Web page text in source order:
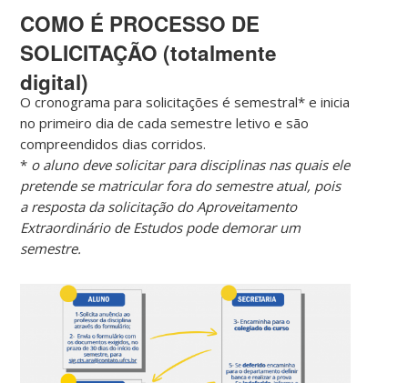
COMO É PROCESSO DE
SOLICITAÇÃO (totalmente
digital)
O cronograma para solicitações é semestral* e inicia
no primeiro dia de cada semestre letivo e são
compreendidos dias corridos.
* o aluno deve solicitar para disciplinas nas quais ele
pretende se matricular fora do semestre atual, pois
a resposta da solicitação do Aproveitamento
Extraordinário de Estudos pode demorar um
semestre.